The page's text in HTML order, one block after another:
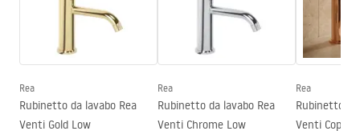
Gamma beccuccio
mm
Tecnologia del rivestimento
Chrome plating
Diametro di connessione
Garanzia
5 anni
Istruzioni di montaggio
faucet.pdf
Informazioni sulla sicurezza
Rea
Rubinetto da lavabo Rea
Venti Gold Low
Rea
Rubinetto da lavabo Rea
Venti Chrome Low
Rea
Rubinetto
Venti Copper